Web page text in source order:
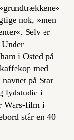
nok, »men
Selv er
Under
i Osted på
med
på Star
lydstudie i
Wars-film i
står en 40